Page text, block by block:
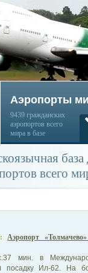
Аэропорты
9439 гражданских
аэропортов всего
мира в базе
всего
Аэропорт
мин. в
посадку Ил-62. На